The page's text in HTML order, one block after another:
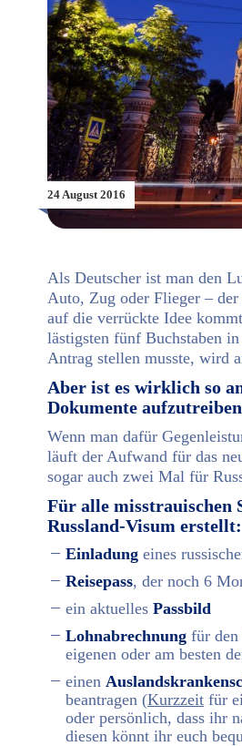
24 August 2016
Als Deutscher ist man den
Auto, Zug oder Flieger – der
auf die verrückte Idee
lästigsten fünf Buchstaben
Antrag stellen musste, wird
Aber ist es wirklich so
Dokumente
Wenn man dafür
läuft der Aufwand für das
sogar auch zwei Mal für
Für alle misstrauischen
Russland-Visum erstellt:
Einladung eines
Reisepass, der noch 6
ein aktuelles Passbild
Lohnabrechnung für den
eigenen oder am besten
einen
beantragen (Kurzzeit für
oder persönlich, dass ihr
diesen könnt ihr euch